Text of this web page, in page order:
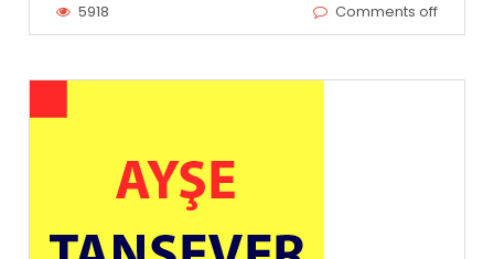
5918 Comments off